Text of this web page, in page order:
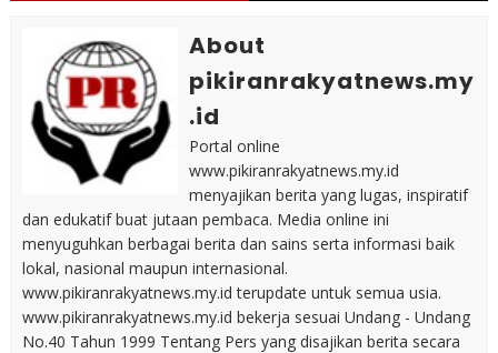
About
pikiranrakyatnews.my
.id
Portal online
www.pikiranrakyatnews.my.id
menyajikan berita yang lugas, inspiratif
dan edukatif buat jutaan pembaca. Media online ini
menyuguhkan berbagai berita dan sains serta informasi baik
lokal, nasional maupun internasional.
www.pikiranrakyatnews.my.id terupdate untuk semua usia.
www.pikiranrakyatnews.my.id bekerja sesuai Undang - Undang
No.40 Tahun 1999 Tentang Pers yang disajikan berita secara